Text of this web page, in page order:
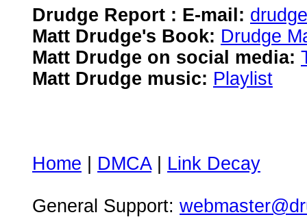
Drudge Report : E-mail:
Matt Drudge's Book: Drudge
Matt Drudge on social media:
Matt Drudge music: Playlist
Home DMCA| Link Decay
General Support: